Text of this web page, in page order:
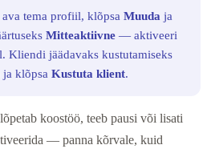
tema profiil, klõpsaMuuda ja
Mitteaktiivne — aktiveeri
Kliendi jäädavaks kustutamiseks
ja klõpsaKustuta klient.
koostöö, teeb pausi või lisati
— panna kõrvale, kuid